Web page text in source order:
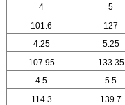
4 5
101.6
127
4.25
5.25
107.95
133.35
4.5
5.5
114.3
139.7